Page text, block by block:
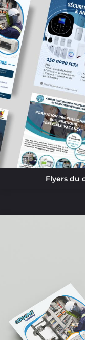
Flyers du